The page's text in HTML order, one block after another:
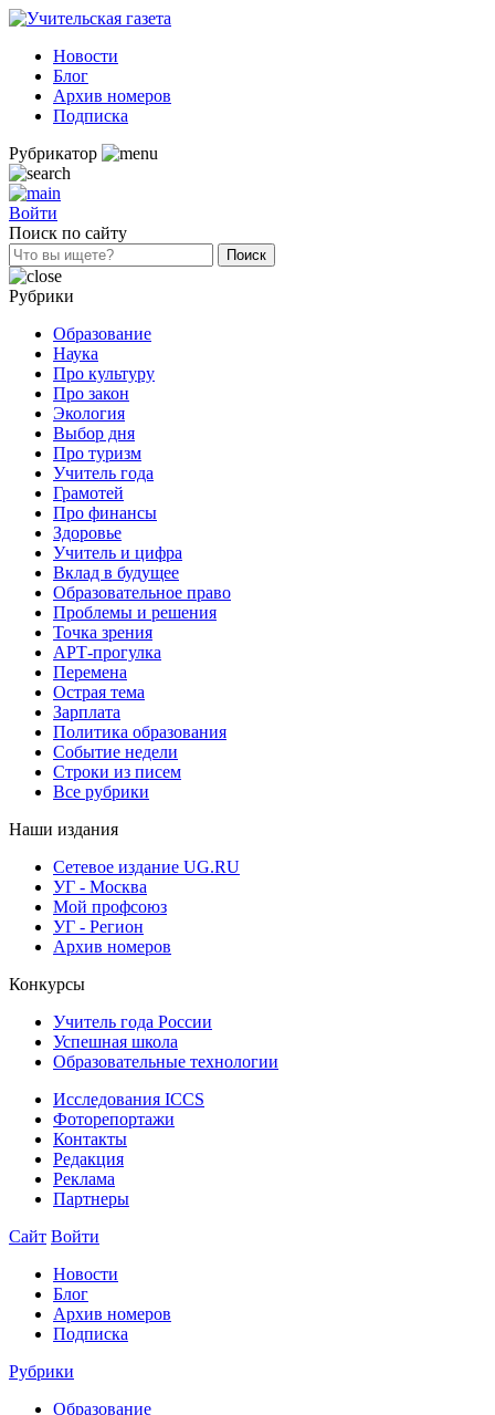
Новости
Блог
Архив номеров
Подписка
Рубрикатор
Войти
Поиск по сайту
Рубрики
Образование
Наука
Про культуру
Про закон
Экология
Выбор дня
Про туризм
Учитель года
Грамотей
Про финансы
Здоровье
Учитель и цифра
Вклад в будущее
Образовательное право
Проблемы и решения
Точка зрения
АРТ-прогулка
Перемена
Острая тема
Зарплата
Политика образования
Событие недели
Строки из писем
Все рубрики
Наши издания
Сетевое издание UG.RU
УГ - Москва
Мой профсоюз
УГ - Регион
Архив номеров
Конкурсы
Учитель года России
Успешная школа
Образовательные технологии
Исследования ICCS
Фоторепортажи
Контакты
Редакция
Реклама
Партнеры
Сайт Войти
Новости
Блог
Архив номеров
Подписка
Рубрики
Образование